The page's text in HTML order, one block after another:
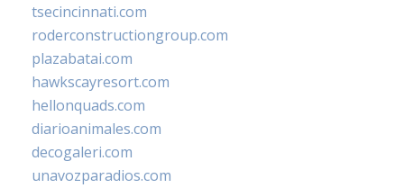
tsecincinnati.com
roderconstructiongroup.com
plazabatai.com
hawkscayresort.com
hellonquads.com
diarioanimales.com
decogaleri.com
unavozparadios.com